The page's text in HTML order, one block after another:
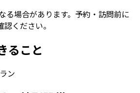
る場合があります。予約・訪問前に
ください。
ること
ン